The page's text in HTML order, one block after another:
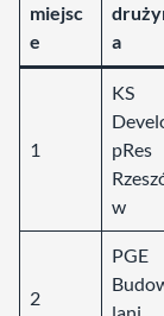
miejsc
e
a
1
KS
pRes
w
2
PGE